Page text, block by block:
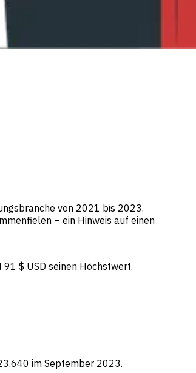
von 2021 bis 2023.
– ein Hinweis auf einen
$ USD seinen Höchstwert.
im September 2023.